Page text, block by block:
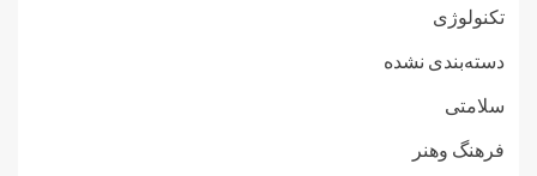
تکنولوژی
دسته‌بندی نشده
سلامتی
فرهنگ وهنر